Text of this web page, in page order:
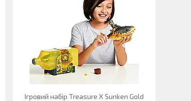
Ігровий набір Treasure X Sunken Gold